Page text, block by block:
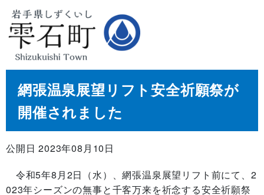
網張温泉展望リフト安全祈願祭が
開催されました
公開日 2023年08月10日
令和5年8月2日（水）、網張温泉展望リフト前にて、2
023年シーズンの無事と千客万来を祈念する安全祈願祭